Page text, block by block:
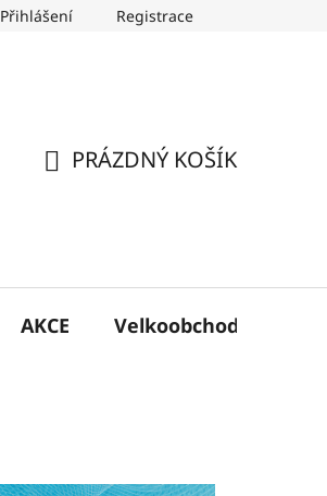
Přihlášení Registrace
PRÁZDNÝ KOŠÍK
AKCE Velkoobchod